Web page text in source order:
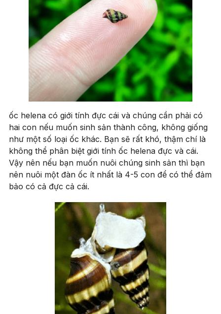
ốc helena có giới tính đực cái và chúng cần phải có
hai con nếu muốn sinh sản thành công, không giống
như một số loại ốc khác. Bạn sẽ rất khó, thậm chí là
không thể phân biệt giới tính ốc helena đực và cái.
Vậy nên nếu bạn muốn nuôi chúng sinh sản thì bạn
nên nuôi một đàn ốc ít nhất là 4-5 con để có thể đảm
bảo có cả đực cả cái.